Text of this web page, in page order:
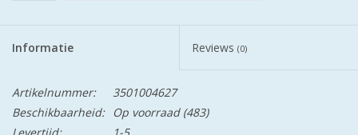
Informatie Reviews (0)
Artikelnummer:
3501004627
Beschikbaarheid:
Op voorraad(483)
Levertijd:
1-5